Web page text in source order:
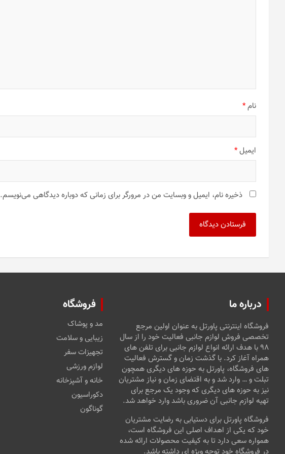
نام*
ایمیل*
ذخیره نام، ایمیل و وبسایت من در مرورگر برای زمانی که دوباره دیدگاهی می‌نویسم.
درباره ما
فروشگاه اینترنتی پاورتل به عنوان اولین مرجع
تخصصی فروش لوازم جانبی فعالیت خود را از سال
۹۸ با هدف ارائه انواع لوازم جانبی برای تلفن های
همراه آغاز کرد. با گذشت زمان و گسترش فعالیت
های فروشگاه، پاورتل به حوزه های دیگری همچون
تبلت و … وارد شد و به اقتضای زمان و نیاز مشتریان
نیز به حوزه های دیگری که وجود یک مرجع برای
تهیه لوازم جانبی آن ضروری باشد وارد خواهد شد.
فروشگاه پاورتل برای دستیابی به رضایت مشتریان
خود که یکی از اهداف اصلی این فروشگاه است،
همواره سعی دارد تا به کیفیت محصولات ارائه شده
فروشگاه
مد و پوشاک
زیبایی و سلامت
تجهیزات سفر
لوازم ورزشی
خانه و آشپزخانه
دکوراسیون
گوناگون